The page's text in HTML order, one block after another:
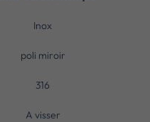
Inox
poli miroir
316
A visser